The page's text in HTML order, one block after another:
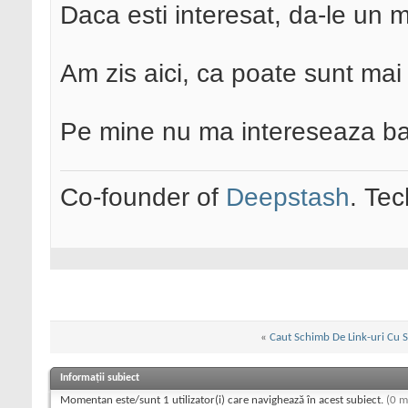
Daca esti interesat, da-le un
Am zis aici, ca poate sunt
Pe mine nu ma intereseaza
Co-founder of Deepstash.
« Caut Schimb De Link-uri Cu
Informații subiect
Momentan este/sunt 1 utilizator(i) care navighează în acest subiect. (0